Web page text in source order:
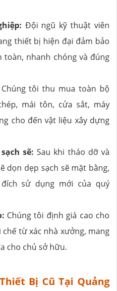
Đội ngũ kỹ thuật viên
thiết bị hiện đại đảm bảo
nhanh chóng và đúng
Chúng tôi thu mua toàn bộ
mái tôn, cửa sắt, máy
cho đến vật liệu xây dựng
sẽ: Sau khi tháo dỡ và
dọn dẹp sạch sẽ mặt bằng,
sử dụng mới của quý
Chúng tôi định giá cao cho
từ xác nhà xưởng, mang
cho chủ sở hữu.
Bị Cũ Tại Quảng